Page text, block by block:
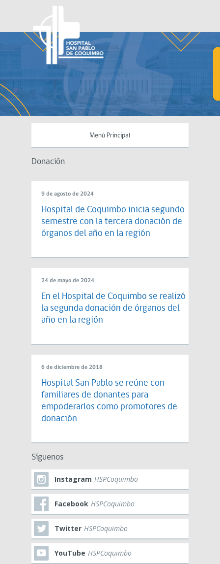
Menú Principal
Donación
9 de agosto de 2024
Hospital de Coquimbo inicia segundo
semestre con la tercera donación de
órganos del año en la región
24 de mayo de 2024
En el Hospital de Coquimbo se realizó
la segunda donación de órganos del
año en la región
6 de diciembre de 2018
Hospital San Pablo se reúne con
familiares de donantes para
empoderarlos como promotores de
donación
Síguenos
Instagram HSPCoquimbo
Facebook HSPCoquimbo
Twitter HSPCoquimbo
YouTube HSPCoquimbo